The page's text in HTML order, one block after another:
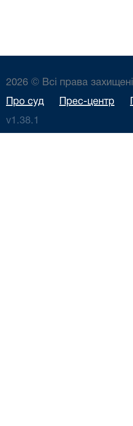
2026 © Всі права захищені
Про суд Прес-центр
v1.38.1